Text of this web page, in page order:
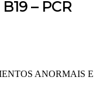
– PCR
ANORMAIS E